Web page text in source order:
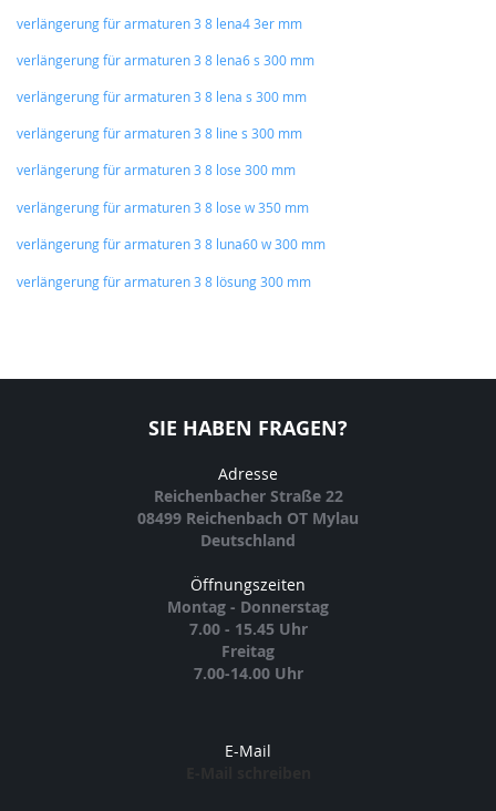
verlängerung für armaturen 3 8 lena4 3er mm
verlängerung für armaturen 3 8 lena6 s 300 mm
verlängerung für armaturen 3 8 lena s 300 mm
verlängerung für armaturen 3 8 line s 300 mm
verlängerung für armaturen 3 8 lose 300 mm
verlängerung für armaturen 3 8 lose w 350 mm
verlängerung für armaturen 3 8 luna60 w 300 mm
verlängerung für armaturen 3 8 lösung 300 mm
SIE HABEN FRAGEN?
Adresse
Reichenbacher Straße 22
08499 Reichenbach OT Mylau
Deutschland
Öffnungszeiten
Montag - Donnerstag
7.00 - 15.45 Uhr
Freitag
7.00-14.00 Uhr
E-Mail